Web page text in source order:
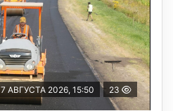
7 АВГУСТА 2026, 15:50 23